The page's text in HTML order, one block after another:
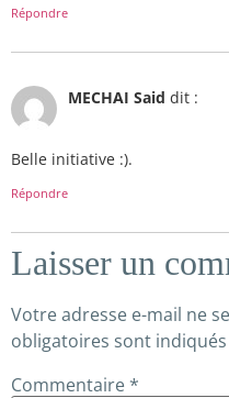
Répondre
MECHAI Said dit :
Belle initiative :).
Répondre
Laisser un
Votre adresse e-mail ne
obligatoires sont indiqués
Commentaire *